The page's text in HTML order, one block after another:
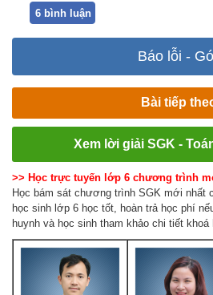
6 bình luận
Báo lỗi -
Bài tiếp
Xem lời giải SGK -
>> Học trực tuyến lớp 6 chương trình
Học bám sát chương trình SGK mới nhất
học sinh lớp 6 học tốt, hoàn trả học phí
huynh và học sinh tham khảo chi tiết khoá